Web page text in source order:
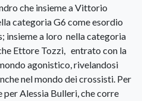
che insieme a Vittorio
categoria G6 come esordio
insieme a loro nella categoria
Ettore Tozzi, entrato con la
agonistico, rivelandosi
nel mondo dei crossisti. Per
per Alessia Bulleri, che corre